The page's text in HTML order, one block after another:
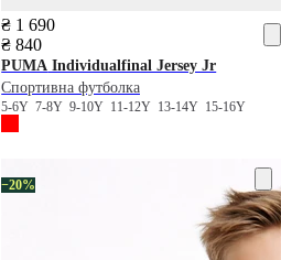
₴ 1 690
₴ 840
PUMA Individualfinal Jersey Jr
Спортивна футболка
5-6Y7-8Y9-10Y 11-12Y 13-14Y 15-16Y
−20%